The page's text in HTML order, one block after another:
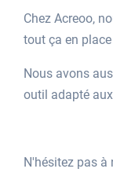
Chez Acreoo,
tout ça en place
Nous avons
outil adapté
N'hésitez pas à